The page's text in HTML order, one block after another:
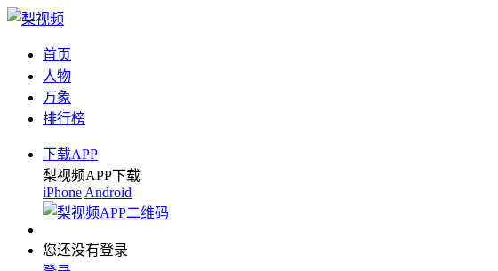
首页
人物
万象
排行榜
下载APP
梨视频APP下载
iPhone Android
您还没有登录